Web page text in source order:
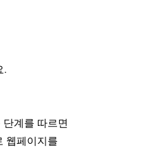
.
계를 따르면
웹페이지를